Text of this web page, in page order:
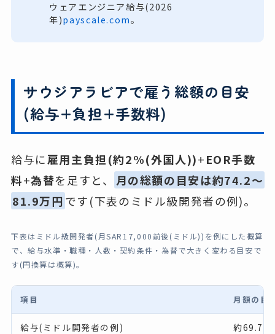
ウェアエンジニア給与(2026
年)payscale.com。
サウジアラビアで雇う総額の目安
(給与+負担+手数料)
給与に雇用主負担(約2%(外国人))+EOR手数
料+為替を足すと、
月の総額の目安は約74.2〜
81.9万円です(下表のミドル級開発者の例)。
下表はミドル級開発者(月SAR17,000前後(ミドル))を例にした概算
で、給与水準・職種・人数・契約条件・為替で大きく変わる目安で
す(円換算は概算)。
項目 月額の目
給与(ミドル開発者の例) 約69.7万